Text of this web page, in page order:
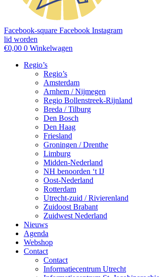
Facebook-square Facebook Instagram
lid worden
€0,00 0 Winkelwagen
Regio’s
Regio’s
Amsterdam
Arnhem / Nijmegen
Regio Bollenstreek-Rijnland
Breda / Tilburg
Den Bosch
Den Haag
Friesland
Groningen / Drenthe
Limburg
Midden-Nederland
NH benoorden ‘t IJ
Oost-Nederland
Rotterdam
Utrecht-zuid / Rivierenland
Zuidoost Brabant
Zuidwest Nederland
Nieuws
Agenda
Webshop
Contact
Contact
Informatiecentrum Utrecht